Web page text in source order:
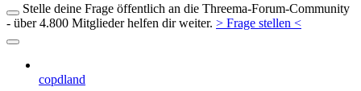
Stelle deine Frage öffentlich an die Threema-Forum-Community
- über 4.800 Mitglieder helfen dir weiter. > Frage stellen <
copdland